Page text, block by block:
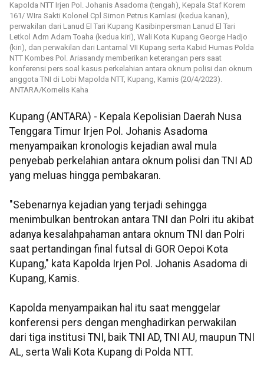
Kapolda NTT Irjen Pol. Johanis Asadoma (tengah), Kepala Staf Korem
161/ WIra Sakti Kolonel Cpl Simon Petrus Kamlasi (kedua kanan),
perwakilan dari Lanud El Tari Kupang Kasibinpersman Lanud El Tari
Letkol Adm Adam Toaha (kedua kiri), Wali Kota Kupang George Hadjo
(kiri), dan perwakilan dari Lantamal VII Kupang serta Kabid Humas Polda
NTT Kombes Pol. Ariasandy memberikan keterangan pers saat
konferensi pers soal kasus perkelahian antara oknum polisi dan oknum
anggota TNI di Lobi Mapolda NTT, Kupang, Kamis (20/4/2023).
ANTARA/Kornelis Kaha
Kupang (ANTARA) - Kepala Kepolisian Daerah Nusa
Tenggara Timur Irjen Pol. Johanis Asadoma
menyampaikan kronologis kejadian awal mula
penyebab perkelahian antara oknum polisi dan TNI AD
yang meluas hingga pembakaran.
"Sebenarnya kejadian yang terjadi sehingga
menimbulkan bentrokan antara TNI dan Polri itu akibat
adanya kesalahpahaman antara oknum TNI dan Polri
saat pertandingan final futsal di GOR Oepoi Kota
Kupang," kata Kapolda Irjen Pol. Johanis Asadoma di
Kupang, Kamis.
Kapolda menyampaikan hal itu saat menggelar
konferensi pers dengan menghadirkan perwakilan
dari tiga institusi TNI, baik TNI AD, TNI AU, maupun TNI
AL, serta Wali Kota Kupang di Polda NTT.